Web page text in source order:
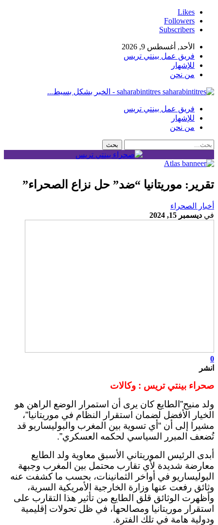
Likes
Followers
Subscribers
الأحد, أغسطس 9, 2026
فريق عمل بينتي تريس
للإشهار
من نحن
saharabintitres - الخبر بشكل بسيط...
فريق عمل بينتي تريس
للإشهار
من نحن
تقرير: موريتانيا “ضد” حل نزاع الصحراء”
أخبار الصحراء
في ديسمبر 15, 2024
0
انشر
صحراء بينتي تريس : وكالات
ولد منيح”الطايع كان يرى أن استمرار الوضع الراهن هو
الخيار الأفضل لضمان استقرار النظام في موريتانيا”،
مشيرا إلى أن “أي تسوية بين المغرب والبوليساريو قد
تُضعف المبرر السياسي لحكمه العسكري”.
أبدى الرئيس الموريتاني الأسبق معاوية ولد الطايع
معارضة شديدة لأي تقارب محتمل بين المغرب وجبهة
البوليساريو في أواخر الثمانينات، بحسب ما كشفت عنه
وثائق رفعت عنها وزارة الخارجية الأمريكية السرية،
وأظهرت الوثائق قلق الطايع من تأثير هذا التقارب على
استقرار موريتانيا ومصالحها، في ظل تحولات إقليمية
ودولية هامة في تلك الفترة.